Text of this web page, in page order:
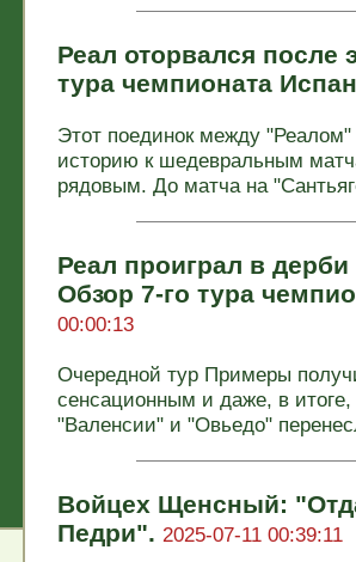
Реал оторвался после
тура чемпионата
Этот поединок между
историю к шедевральным
рядовым. До матча на
Реал проиграл в
Обзор 7-го тура
00:00:13
Очередной тур Примеры
сенсационным и даже, в
"Валенсии" и "Овьедо"
Войцех Щенсный:
Педри". 2025-07-11 00:39:11